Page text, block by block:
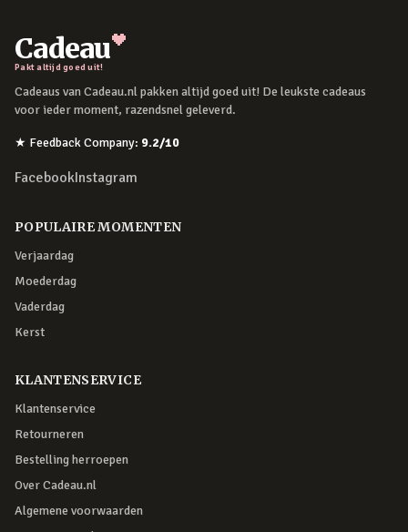
Cadeau
Pakt altijd goed uit!
Cadeaus van Cadeau.nl pakken altijd goed uit! De leukste cadeaus
voor ieder moment, razendsnel geleverd.
★ Feedback Company: 9.2/10
FacebookInstagram
POPULAIRE MOMENTEN
Verjaardag
Moederdag
Vaderdag
Kerst
KLANTENSERVICE
Klantenservice
Retourneren
Bestelling herroepen
Over Cadeau.nl
Algemene voorwaarden